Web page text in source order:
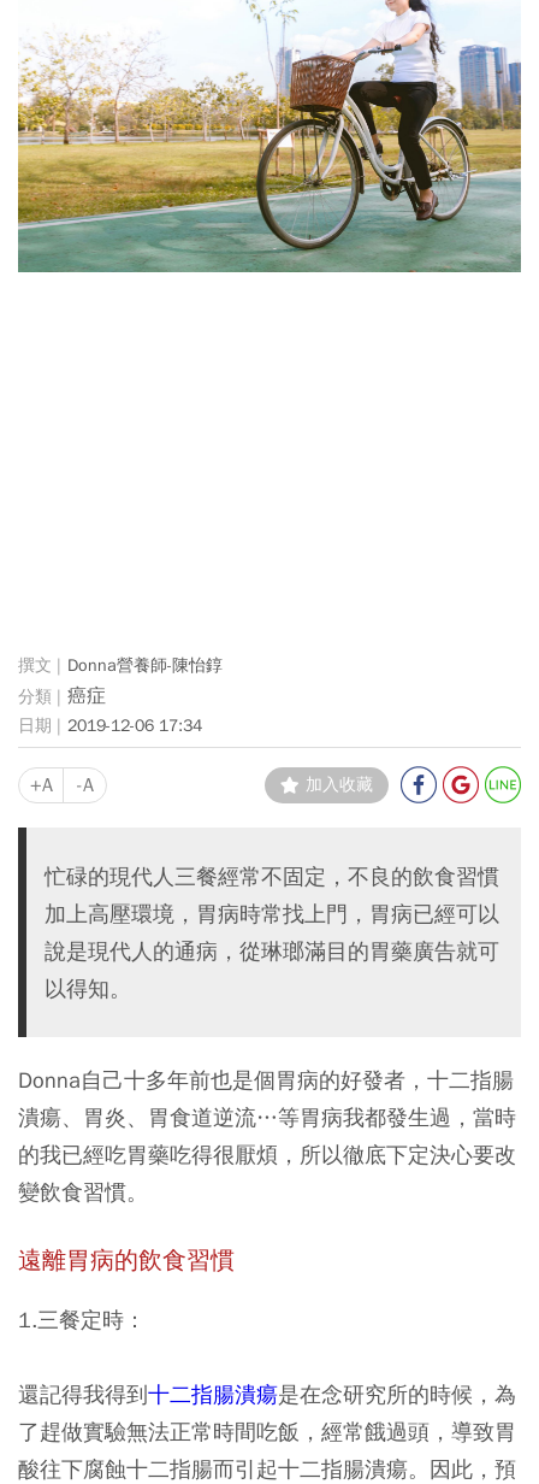
Donna營養師-陳怡錞
癌症
2019-12-06 17:34
+A -A 加入收藏
忙碌的現代人三餐經常不固定，不良的飲食習慣
加上高壓環境，胃病時常找上門，胃病已經可以
說是現代人的通病，從琳瑯滿目的胃藥廣告就可
以得知。
Donna自己十多年前也是個胃病的好發者，十二指腸
潰瘍、胃炎、胃食道逆流…等胃病我都發生過，當時
的我已經吃胃藥吃得很厭煩，所以徹底下定決心要改
變飲食習慣。
遠離胃病的飲食習慣
1.三餐定時：
還記得我得到十二指腸潰瘍是在念研究所的時候，為
了趕做實驗無法正常時間吃飯，經常餓過頭，導致胃
酸往下腐蝕十二指腸而引起十二指腸潰瘍。因此，預